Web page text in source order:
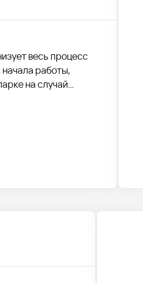
весь процесс
работы,
на случай